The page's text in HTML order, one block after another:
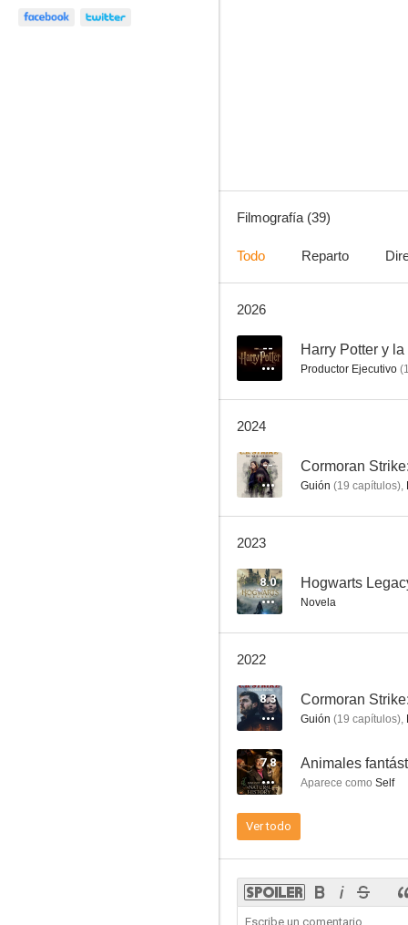
7.9
8.6
Filmografía (39)
Todo Reparto
2026
-- Harry Potter y
Productor Ejecutivo (
2024
-- Cormoran
Guión (19 capítulos),
2023
8.0 Hogwarts
Novela
2022
8.3 Cormoran
Guión (19 capítulos),
7.8 Animales
Aparece como Self
Ver todo